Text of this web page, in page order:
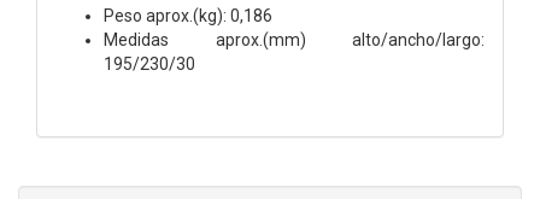
Peso aprox.(kg): 0,186
Medidas aprox.(mm) alto/ancho/largo:
195/230/30